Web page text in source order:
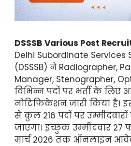
DSSSB Various Post
Delhi Subordinate Services
(DSSSB) ने Radiographer,
Manager, Stenographer,
विभिन्न पदों पर भर्ती के लिए
नोटिफिकेशन जारी किया है।
से कुल 216 पदों पर
जाएगा। इच्छुक उम्मीदवार 27
मार्च 2026 तक ऑनलाइन